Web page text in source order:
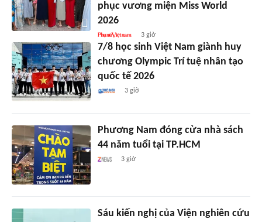
phục vương miện Miss World
2026
3 giờ
7/8 học sinh Việt Nam giành huy
chương Olympic Trí tuệ nhân tạo
quốc tế 2026
3 giờ
Phương Nam đóng cửa nhà sách
44 năm tuổi tại TP.HCM
3 giờ
Sáu kiến nghị của Viện nghiên cứu